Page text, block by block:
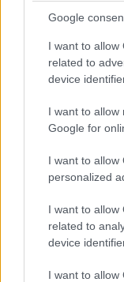
Google
I want to allow
related to
device
I want to allow
Google for
I want to allow
personalized
I want to allow
related to
device
I want to allow
Βλαδίμηρος
Θεό, είναι